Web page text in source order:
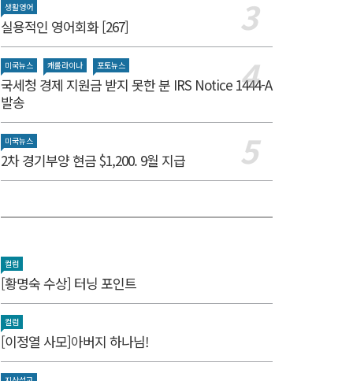
생활영어
실용적인 영어회화 [267]
미국뉴스 캐롤라이나 포토뉴스
국세청 경제 지원금 받지 못한 분 IRS Notice 1444-A
발송
미국뉴스
2차 경기부양 현금 $1,200. 9월 지급
컬럼
[황명숙 수상] 터닝 포인트
컬럼
[이정열 사모]아버지 하나님!